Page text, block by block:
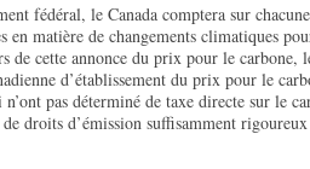
fédéral, le Canada comptera sur
matière de changements climatiques
de cette annonce du prix pour le carbone,
d’établissement du prix pour le
pas déterminé de taxe directe sur le
droits d’émission suffisamment